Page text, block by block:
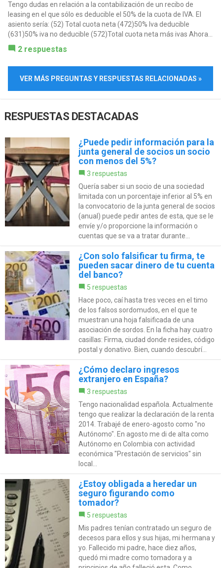
Tengo dudas en relación a la contabilización de un recibo de
leasing en el que sólo es deducible el 50% de la cuota de IVA. El
asiento sería: (52) Total cuota neta (472)50% Iva deducible
(631)50% iva no deducible (572)Total cuota neta más ivas Ahora...
2 respuestas
VER MÁS PREGUNTAS Y RESPUESTAS RELACIONADAS »
RESPUESTAS DESTACADAS
¿Puede pedir información para la
junta general de socios un socio
con menos del 5%?
3 respuestas
Quería saber si un socio de una sociedad
limitada con un porcentaje inferior al 5% en
la convocatorio de la junta general de socios
(anual) puede pedir antes de esta, que se le
envíe y/o proporcione la información o
cuentas que se va a tratar durante...
¿Con solo falsificar tu firma, te
pueden sacar dinero de tu cuenta
del banco?
5 respuestas
Hace poco, caí hasta tres veces en el timo
de los falsos sordomudos, en el que te
muestran una hoja falsificada de una
asociación de sordos. En la ficha hay cuatro
casillas: Firma, ciudad donde resides, código
postal y donativo. Bien, cuando descubrí...
¿Cómo declaro ingresos
extranjero en España?
3 respuestas
Tengo nacionalidad española. Actualmente
tengo que realizar la declaración de la renta
2014. Trabajé de enero-agosto como "no
Autónomo". En agosto me di de alta como
Autónomo en Colombia con actividad
económica "Prestación de servicios" sin
local...
¿Estoy obligada a heredar un
seguro figurando como
tomador?
5 respuestas
Mis padres tenían contratado un seguro de
decesos para ellos y sus hijas, mi hermana y
yo. Fallecido mi padre, hace diez años,
quedó mi madre como tomadora y a